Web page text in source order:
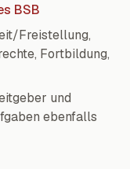
BSB
Freistellung,
Fortbildung,
und
ebenfalls